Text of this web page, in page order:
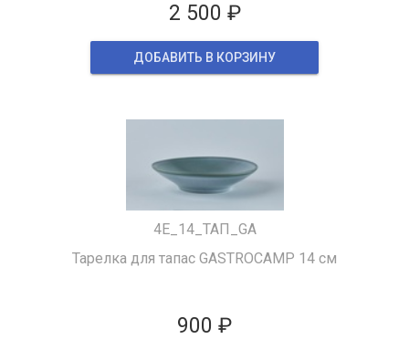
2 500 ₽
ДОБАВИТЬ В КОРЗИНУ
4Е_14_ТАП_GA
Тарелка для тапас GASTROCAMP 14 см
900 ₽